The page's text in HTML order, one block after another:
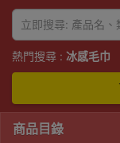
熱門搜尋 : 冰感毛巾
商品目錄